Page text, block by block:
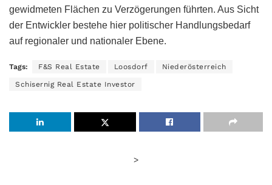
gewidmeten Flächen zu Verzögerungen führten. Aus Sicht
der Entwickler bestehe hier politischer Handlungsbedarf
auf regionaler und nationaler Ebene.
Tags: F&S Real Estate Loosdorf Niederösterreich
Schisernig Real Estate Investor
>